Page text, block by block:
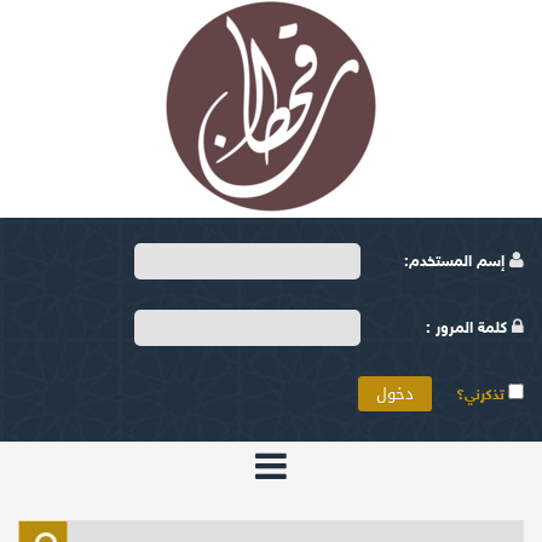
إسم المستخدم:
كلمة المرور :
تذكرني؟